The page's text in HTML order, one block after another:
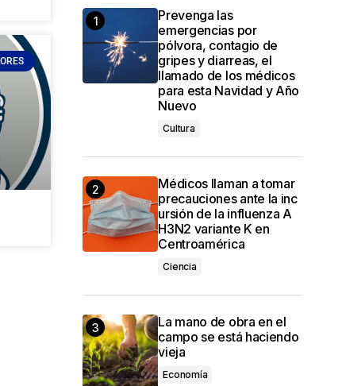
Prevenga las
emergencias por
pólvora, contagio de
gripes y diarreas, el
llamado de los médicos
para esta Navidad y Año
Nuevo
Cultura
Médicos llaman a tomar
precauciones ante la inc
ursión de la influenza A
H3N2 variante K en
Centroamérica
Ciencia
La mano de obra en el
campo se está haciendo
vieja
Economía